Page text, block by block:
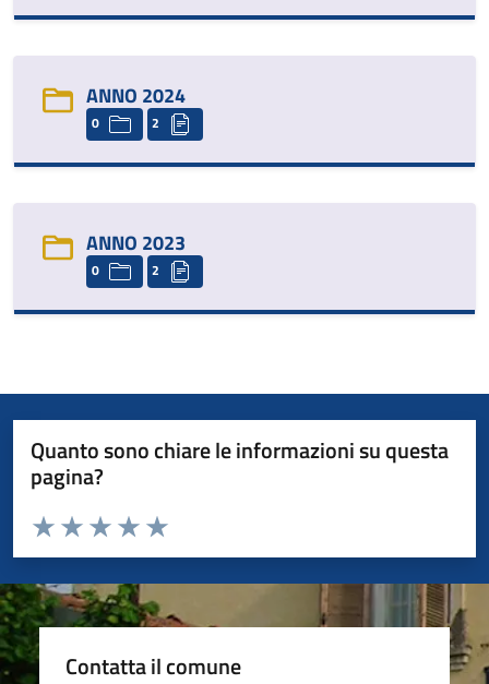
ANNO 2024
0 2
ANNO 2023
0 2
Quanto sono chiare le informazioni su questa
pagina?
Valuta da 1 a 5 stelle la pagina
Valuta 5 stelle su 5
Valuta 4 stelle su 5
Valuta 3 stelle su 5
Valuta 2 stelle su 5
Valuta 1 stelle su 5
Contatta il comune